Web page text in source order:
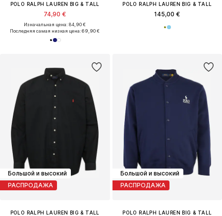
POLO RALPH LAUREN BIG & TALL
74,90 €
Изначальная цена: 84,90 €
Последняя самая низкая цена:69,90 €
POLO RALPH LAUREN BIG & TALL
145,00 €
Большой и высокий
РАСПРОДАЖА
POLO RALPH LAUREN BIG & TALL
Большой и высокий
РАСПРОДАЖА
POLO RALPH LAUREN BIG & TALL